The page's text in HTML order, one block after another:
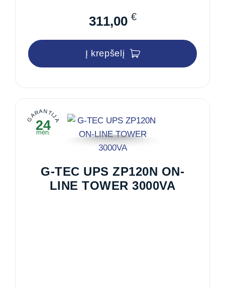
311,00 €
Į krepšelį
GARANTIJA
24
mėn.
G-TEC UPS ZP120N ON-
LINE TOWER 3000VA